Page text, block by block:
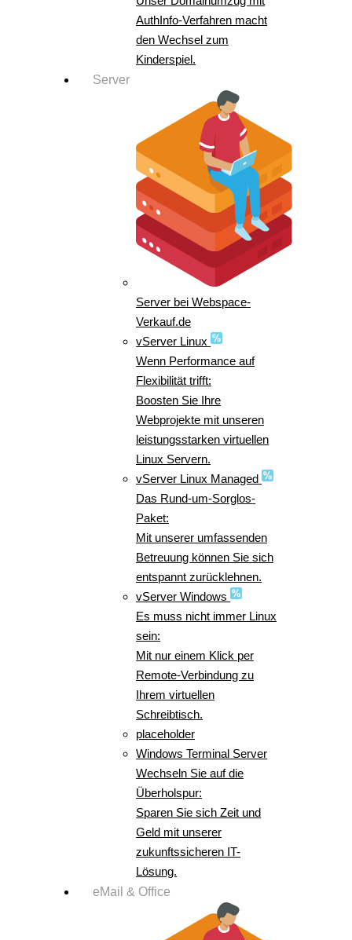
AuthInfo-Verfahren macht
den Wechsel zum
Kinderspiel.
Server
Server bei Webspace-
Verkauf.de
vServer Linux
Wenn Performance auf
Flexibilität trifft:
Boosten Sie Ihre
Webprojekte mit unseren
leistungsstarken virtuellen
Linux Servern.
vServer Linux Managed
Das Rund-um-Sorglos-
Paket:
Mit unserer umfassenden
Betreuung können Sie sich
entspannt zurücklehnen.
vServer Windows
Es muss nicht immer Linux
sein:
Mit nur einem Klick per
Remote-Verbindung zu
Ihrem virtuellen
Schreibtisch.
placeholder
Windows Terminal Server
Wechseln Sie auf die
Überholspur:
Sparen Sie sich Zeit und
Geld mit unserer
zukunftssicheren IT-
Lösung.
eMail & Office